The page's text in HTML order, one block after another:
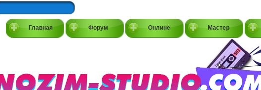
Главная Форум Онлине Мастер